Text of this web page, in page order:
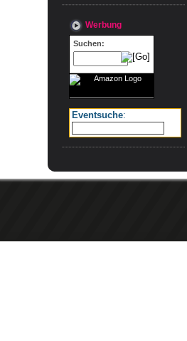
Werbung
Suchen:
Eventsuche: